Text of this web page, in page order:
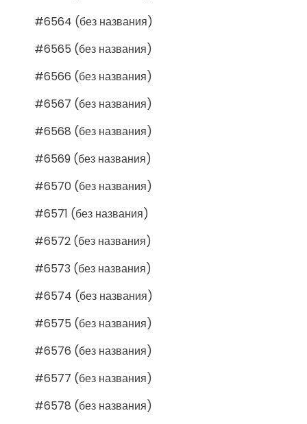
#6564 (без названия)
#6565 (без названия)
#6566 (без названия)
#6567 (без названия)
#6568 (без названия)
#6569 (без названия)
#6570 (без названия)
#6571 (без названия)
#6572 (без названия)
#6573 (без названия)
#6574 (без названия)
#6575 (без названия)
#6576 (без названия)
#6577 (без названия)
#6578 (без названия)